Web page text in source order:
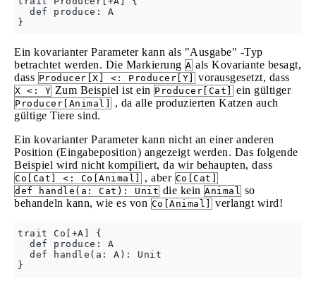
  def produce: A
Ein kovarianter Parameter kann als "Ausgabe" -Typ
betrachtet werden. Die Markierung A als Kovariante besagt,
dass Producer[X] <: Producer[Y] vorausgesetzt, dass
X <: Y Zum Beispiel ist ein Producer[Cat] ein gültiger
Producer[Animal]
, da alle produzierten Katzen auch
gültige Tiere sind.
Ein kovarianter Parameter kann nicht an einer anderen
Position (Eingabeposition) angezeigt werden. Das folgende
Beispiel wird nicht kompiliert, da wir behaupten, dass
Co[Cat] <: Co[Animal] , aber Co[Cat]
def handle(a: Cat): Unit die kein Animal so
behandeln kann, wie es von Co[Animal] verlangt wird!
trait Co[+A] {
  def produce: A
  def handle(a: A): Unit